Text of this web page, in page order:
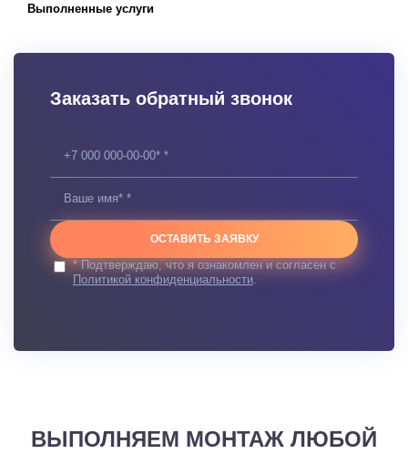
Выполненные услуги
Заказать обратный звонок
ОСТАВИТЬ ЗАЯВКУ
* Подтверждаю, что я ознакомлен и согласен с
Политикой конфиденциальности
ВЫПОЛНЯЕМ МОНТАЖ ЛЮБОЙ